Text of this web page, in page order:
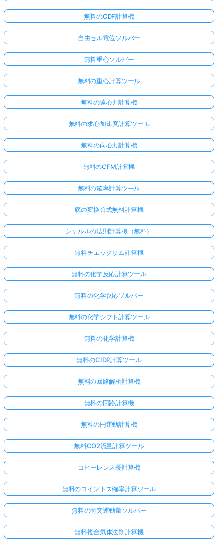
無料のCDF計算機
自由セル電位ソルバー
無料重心ソルバー
無料の重心計算ツール
無料の遠心力計算機
無料の求心加速度計算ツール
無料の向心力計算機
無料のCFM計算機
無料の確率計算ツール
底の変換公式無料計算機
シャルルの法則計算機（無料）
無料チェックサム計算機
無料の化学反応計算ツール
無料の化学反応ソルバー
無料の化学シフト計算ツール
無料の化学計算機
無料のCIDR計算ツール
無料の回路解析計算機
無料の回路計算機
無料の円運動計算機
無料CO2流量計算ツール
コヒーレンス長計算機
無料のコイントス確率計算ツール
無料の衝突運動量ソルバー
無料複合気体法則計算機